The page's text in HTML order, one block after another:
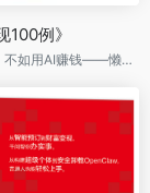
100例》
与其被AI卷死，不如用AI赚钱——懒人友好|变现直接|跨模型通用